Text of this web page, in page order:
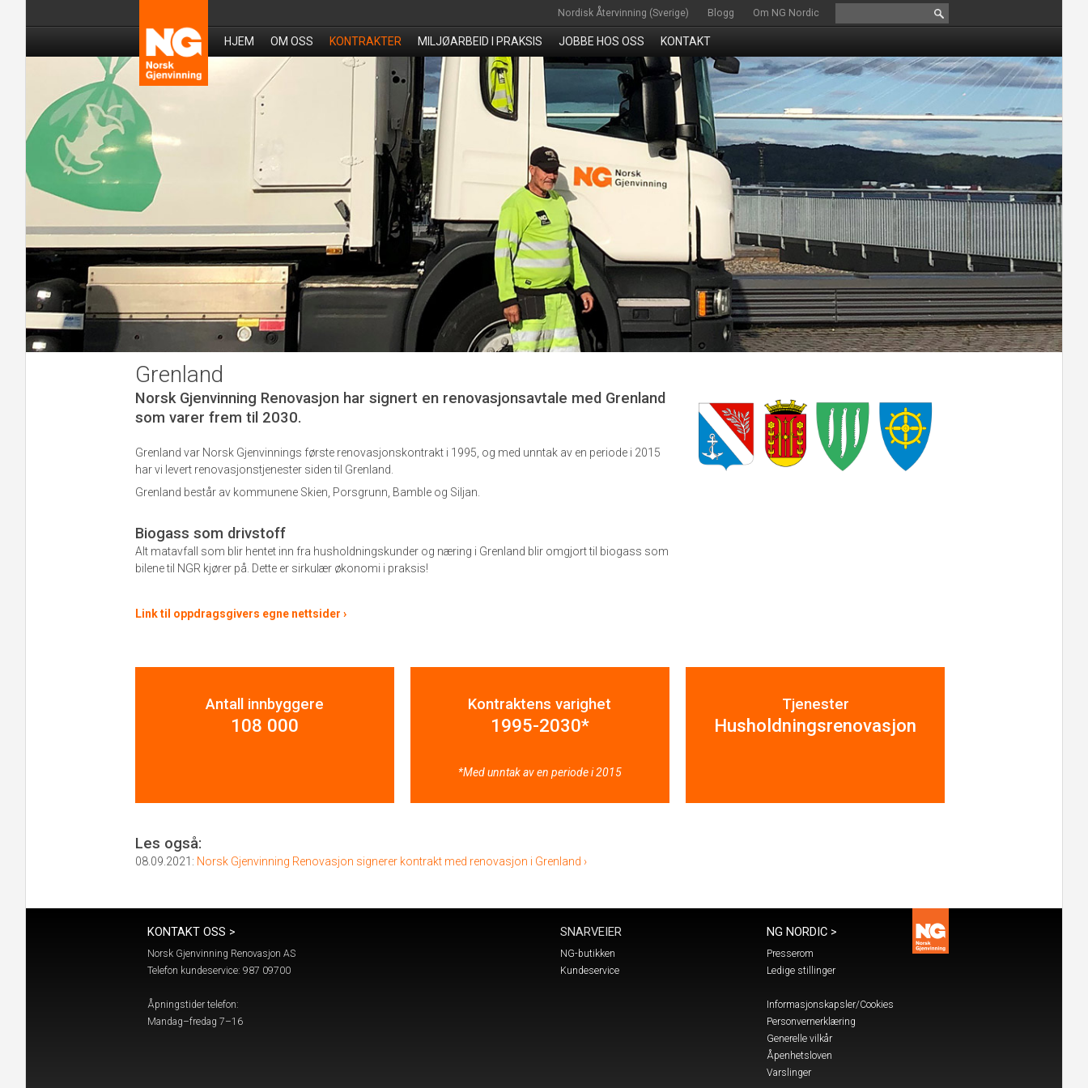
Nordisk Återvinning (Sverige) Blogg Om NG Nordic
HJEM OM OSS KONTRAKTER MILJØARBEID I PRAKSIS JOBBE HOS OSS KONTAKT
Grenland
Norsk Gjenvinning Renovasjon har signert en renovasjonsavtale med Grenland
som varer frem til 2030.
Grenland var Norsk Gjenvinnings første renovasjonskontrakt i 1995, og med unntak av en periode i 2015
har vi levert renovasjonstjenester siden til Grenland.
Grenland består av kommunene Skien, Porsgrunn, Bamble og Siljan.
Biogass som drivstoff
Alt matavfall som blir hentet inn fra husholdningskunder og næring i Grenland blir omgjort til biogass som
bilene til NGR kjører på. Dette er sirkulær økonomi i praksis!
Link til oppdragsgivers egne nettsider ›
Antall innbyggere
108 000
Kontraktens varighet
1995-2030*
*Med unntak av en periode i 2015
Tjenester
Husholdningsrenovasjon
Les også:
08.09.2021: Norsk Gjenvinning Renovasjon signerer kontrakt med renovasjon i Grenland ›
KONTAKT OSS >
Norsk Gjenvinning Renovasjon AS
Telefon kundeservice: 987 09700
Åpningstider telefon:
Mandag–fredag 7–16
SNARVEIER
NG-butikken
Kundeservice
NG NORDIC >
Presserom
Ledige stillinger
Informasjonskapsler/Cookies
Personvernerklæring
Generelle vilkår
Åpenhetsloven
Varslinger